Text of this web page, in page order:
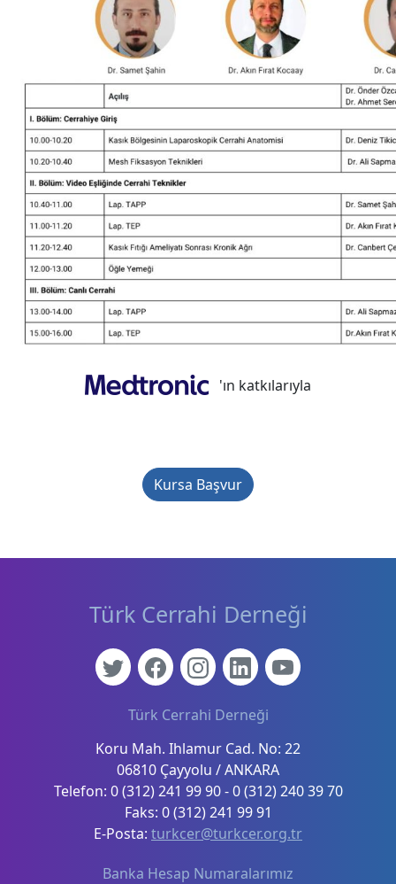
'ın katkılarıyla
Kursa Başvur
Türk Cerrahi Derneği
Koru Mah. Ihlamur Cad. No: 22
06810 Çayyolu / ANKARA
Telefon: 0 (312) 241 99 90 - 0 (312) 240 39 70
Faks: 0 (312) 241 99 91
E-Posta: turkcer@turkcer.org.tr
Türk Cerrahi Derneği
Banka Hesap Numaralarımız